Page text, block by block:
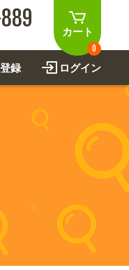
カート
0
ログイン
録